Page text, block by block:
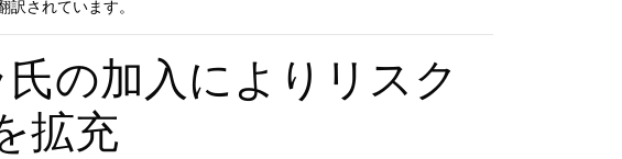
されています。
の加入によりリスク
拡充